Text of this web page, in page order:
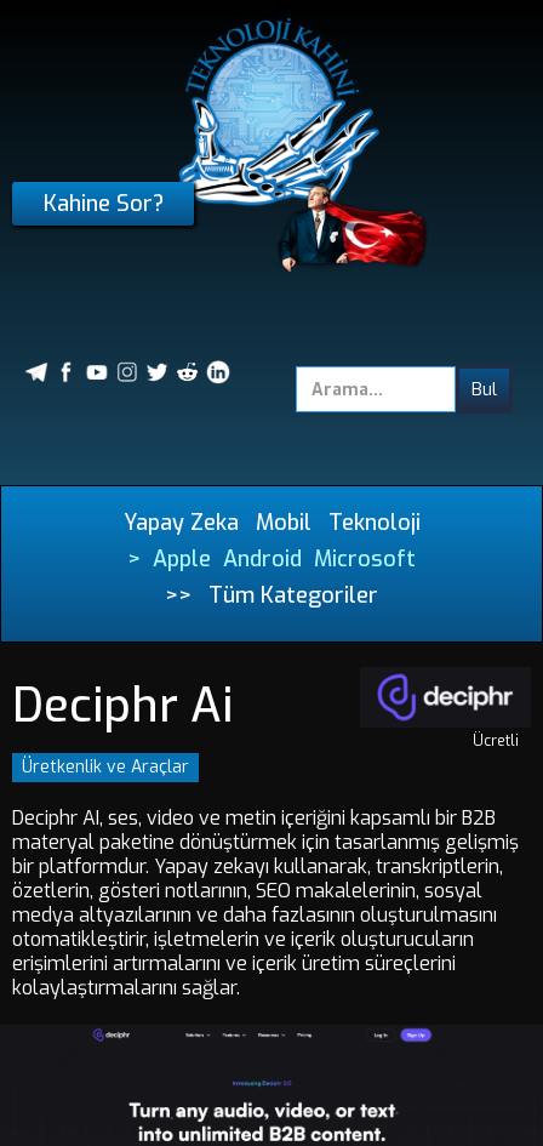
Kahine Sor?
Yapay Zeka Mobil
Teknoloji
> Apple Android Microsoft
>>
Tüm Kategoriler
Deciphr Ai
Üretkenlik ve Araçlar
Ücretli
Deciphr AI, ses, video ve metin içeriğini kapsamlı bir B2B
materyal paketine dönüştürmek için tasarlanmış gelişmiş
bir platformdur. Yapay zekayı kullanarak, transkriptlerin,
özetlerin, gösteri notlarının, SEO makalelerinin, sosyal
medya altyazılarının ve daha fazlasının oluşturulmasını
otomatikleştirir, işletmelerin ve içerik oluşturucuların
erişimlerini artırmalarını ve içerik üretim süreçlerini
kolaylaştırmalarını sağlar.